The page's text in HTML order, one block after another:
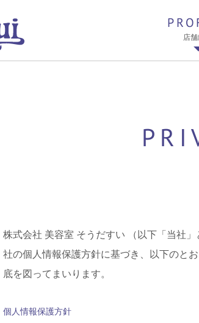
個人情報保護方針
店
株式会社 美容室 そうだすい （以下「当社
社の個人情報保護方針に基づき、以下のと
底を図ってまいります。
個人情報保護方針